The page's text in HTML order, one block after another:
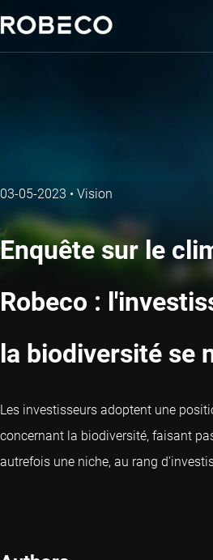
03-05-2023 • Vision
Enquête sur le
Robeco :
la biodiversité se
Les investisseurs adoptent une
concernant la biodiversité, faisant
autrefois une niche, au rang